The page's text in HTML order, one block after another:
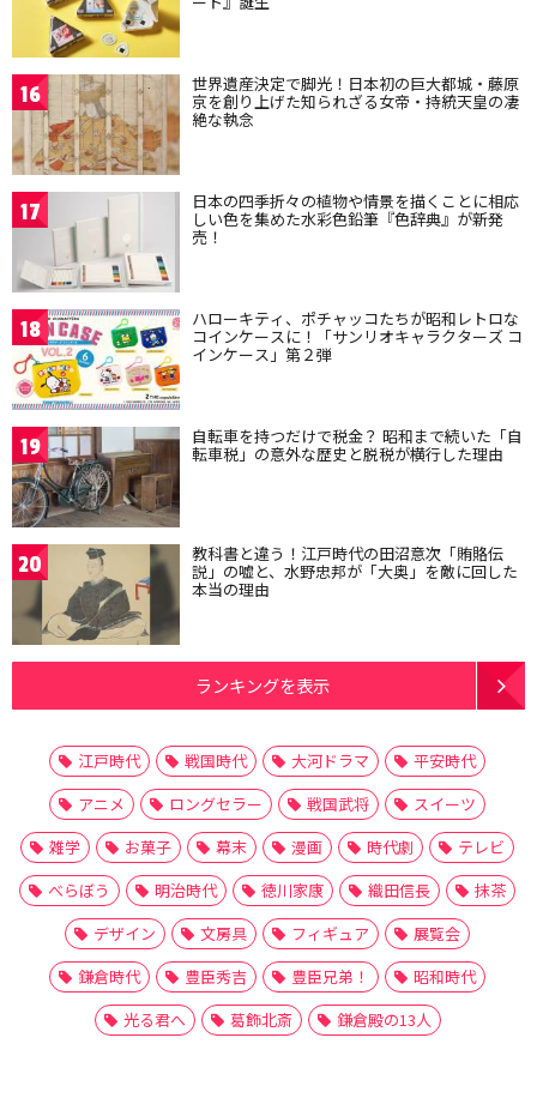
16 世界遺産決定で脚光！日本初の巨大都城・藤原
京を創り上げた知られざる女帝・持統天皇の凄
絶な執念
17 日本の四季折々の植物や情景を描くことに相応
しい色を集めた水彩色鉛筆『色辞典』が新発
売！
18 ハローキティ、ポチャッコたちが昭和レトロな
コインケースに！「サンリオキャラクターズ コ
インケース」第２弾
19 自転車を持つだけで税金？ 昭和まで続いた「自
転車税」の意外な歴史と脱税が横行した理由
20 教科書と違う！江戸時代の田沼意次「賄賂伝
説」の嘘と、水野忠邦が「大奥」を敵に回した
本当の理由
ランキングを表示
江戸時代 戦国時代 大河ドラマ
平安時代
アニメ
ロングセラー 戦国武将
スイーツ
雑学
お菓子 幕末 漫画 時代劇
テレビ
べらぼう
明治時代 徳川家康 織田信長
抹茶
デザイン
文房具 フィギュア
展覧会
鎌倉時代
豊臣秀吉 豊臣兄弟！
昭和時代
光る君へ
葛飾北斎 鎌倉殿の13人